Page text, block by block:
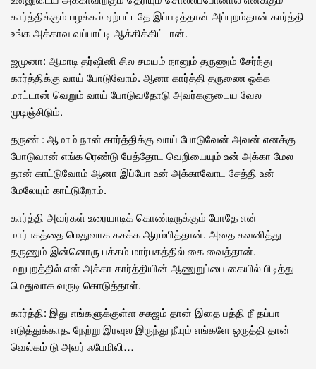
கார்த்திக்கும் பழக்கம் ஏற்பட்டதே இப்படித்தான் அப்புறம்தான் கார்த்தி
உங்க அக்காவ வப்பாட்டி ஆக்கிக்கிட்டான்.
ஜமுனா: ஆமாடி தர்ஷினி சில சமயம் நானும் தருணும் சேர்ந்து
கார்த்திக்கு வாய் போடுவோம். ஆனா கார்த்தி தருணை ஓக்க
மாட்டான் வெறும் வாய் போடுவதோடு அவர்களுடைய வேல
முடிஞ்சிடும்.
தருண் : ஆமாம் நான் கார்த்திக்கு வாய் போடுவேன் அவன் எனக்கு
போடுவான் எங்க ரெண்டு பேத்தோட வெறியையும் உன் அக்கா மேல
தான் காட்டுவோம் ஆனா இப்போ உன் அக்காவோட சேத்தி உன்
மேலேயும் காட்டுறோம்.
கார்த்தி அவர்கள் உரையாடிக் கொண்டிருக்கும் போதே என்
மார்பகத்தை மெதுவாக கசக்க ஆரம்பித்தான். அதை கவனித்து
தருணும் இன்னொரு பக்கம் மார்பகத்தில் கை வைத்தான்.
மறுபுறத்தில் என் அக்கா கார்த்தியின் ஆணுறுப்பை கையில் பிடித்து
மெதுவாக வருடி கொடுத்தாள்.
கார்த்தி: இது எங்களுக்குள்ள சகஜம் தான் இதை பத்தி நீ தப்பா
எடுத்துக்காத. நேற்று இரவுல இருந்து நீயும் எங்களே ஒருத்தி தான்
வெல்கம் டு அவர் ஃபேமிலி…